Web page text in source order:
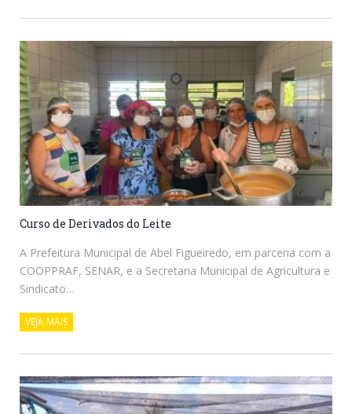
Curso de Derivados do Leite
A Prefeitura Municipal de Abel Figueiredo, em parceria com a
COOPPRAF, SENAR, e a Secretaria Municipal de Agricultura e
Sindicato…
VEJA MAIS